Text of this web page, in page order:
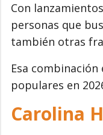
Con
personas que
también otras
Esa
populares en
Carolina